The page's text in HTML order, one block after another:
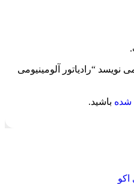
نویسد “رادیاتور آلومینیومی
شده باشید.